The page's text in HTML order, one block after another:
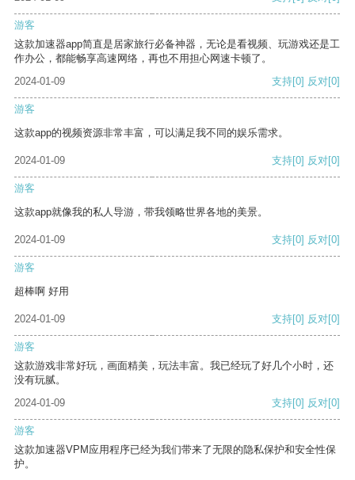
游客
这款加速器app简直是居家旅行必备神器，无论是看视频、玩游戏还是工
作办公，都能畅享高速网络，再也不用担心网速卡顿了。
2024-01-09
支持[0] 反对[0]
游客
这款app的视频资源非常丰富，可以满足我不同的娱乐需求。
2024-01-09 支持[0] 反对[0]
游客
这款app就像我的私人导游，带我领略世界各地的美景。
2024-01-09 支持[0] 反对[0]
游客
超棒啊 好用
2024-01-09 支持[0] 反对[0]
游客
这款游戏非常好玩，画面精美，玩法丰富。我已经玩了好几个小时，还
没有玩腻。
2024-01-09
支持[0] 反对[0]
游客
这款加速器VPM应用程序已经为我们带来了无限的隐私保护和安全性保
护。